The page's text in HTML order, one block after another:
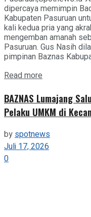
dipercaya memimpin
Kabupaten Pasuruan
kali kedua pria yang
mengemban amanah
Pasuruan. Gus Nasih
pimpinan Baznas
Read more
BAZNAS Lumajang
Pelaku UMKM di
byspotnews
Juli 17, 2026
0